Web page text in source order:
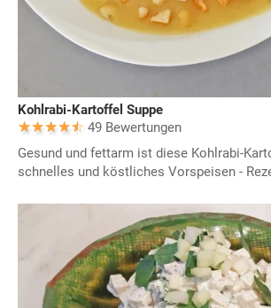
Kohlrabi-Kartoffel Suppe
49 Bewertungen
Gesund und fettarm ist diese Kohlrabi-
schnelles und köstliches Vorspeisen -